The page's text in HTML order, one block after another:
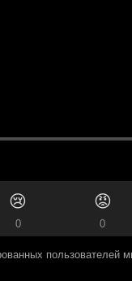
😢
0
😡
0
пользователей